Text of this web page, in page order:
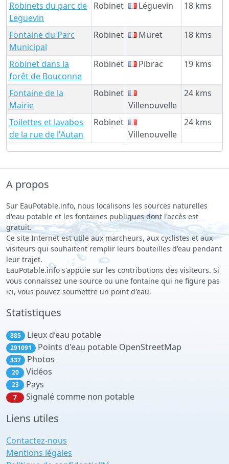
Robinets du parc de
Leguevin
Robinet Léguevin 18 kms
Fontaine du Parc
Municipal
Robinet Muret 18 kms
Robinet dans la
forêt de Bouconne
Robinet Pibrac 19 kms
Fontaine de la
Mairie
Robinet
Villenouvelle
24 kms
Toilettes et lavabos
de la rue de l'Autan
Robinet
Villenouvelle
24 kms
A propos
Sur EauPotable.info, nous localisons les sources naturelles
d'eau potable et les fontaines publiques dont l'accès est
gratuit.
Ce site Internet est utile aux marcheurs, aux cyclistes et aux
visiteurs qui souhaitent remplir leurs bouteilles d'eau pendant
leur trajet.
EauPotable.info s'appuie sur les contributions des visiteurs. Si
vous connaissez une source ou une fontaine qui ne figure pas
ici, vous pouvez soumettre un point d'eau.
Statistiques
885 Lieux d’eau potable
291091 Points d'eau potable OpenStreetMap
337 Photos
20 Vidéos
23 Pays
7 Signalé comme non potable
Liens utiles
Contactez-nous
Mentions légales